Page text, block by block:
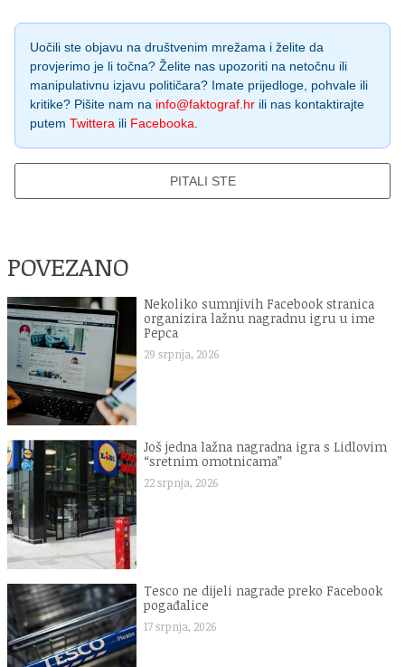
Uočili ste objavu na društvenim mrežama i želite da
provjerimo je li točna? Želite nas upozoriti na netočnu ili
manipulativnu izjavu političara? Imate prijedloge, pohvale ili
kritike? Pišite nam na info@faktograf.hr ili nas kontaktirajte
putem Twittera ili Facebooka
PITALI STE
POVEZANO
Nekoliko sumnjivih Facebook stranica
organizira lažnu nagradnu igru u ime
Pepca
29 srpnja, 2026
Još jedna lažna nagradna igra s Lidlovim
“sretnim omotnicama”
22 srpnja, 2026
Tesco ne dijeli nagrade preko Facebook
pogađalice
17 srpnja, 2026